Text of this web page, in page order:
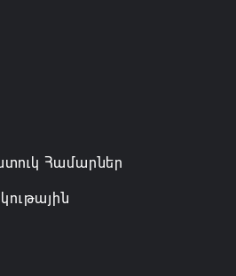
Համարներ